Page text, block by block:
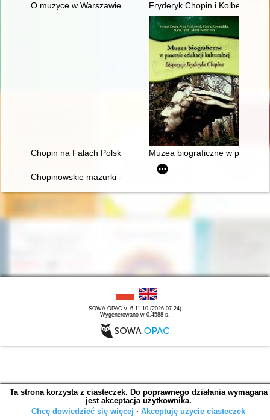
O muzyce w Warszawie ChopinaFryderyk Chopin i
Chopin na Falach Polskiego RadiaMuzea biograficzne w
Chopinowskie mazurki - czyli folklor a pojęcie muzyki
SOWA OPAC v. 6.11.10 (2026-07-24)
Wygenerowano w 0,4588 s.
Ta strona korzysta z ciasteczek. Do poprawnego działania wymagana
jest akceptacja użytkownika.
Chcę dowiedzieć się więcej ∙ Akceptuję użycie ciasteczek